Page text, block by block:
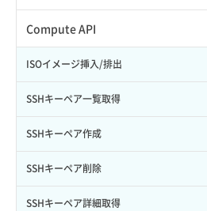
Credential削除
Credential詳細取得
サブユーザーからロールを紐づけ解除
サブユーザーにロールを紐づけ
サブユーザー一覧取得
サブユーザー作成
スナップショット作成
スナップショット削除
スナップショット復元
スナップショット詳細一覧取得
スナップショット詳細取得（アイテム指定
バックアップリストア
ISOイメージアップロード
ISOイメージ作成
イメージ一覧取得
イメージ保存使用量取得
イメージ保存容量取得
イメージ保存容量変更
Compute API
ISOイメージ挿入/排出
SSHキーペア一覧取得
SSHキーペア作成
SSHキーペア削除
SSHキーペア詳細取得